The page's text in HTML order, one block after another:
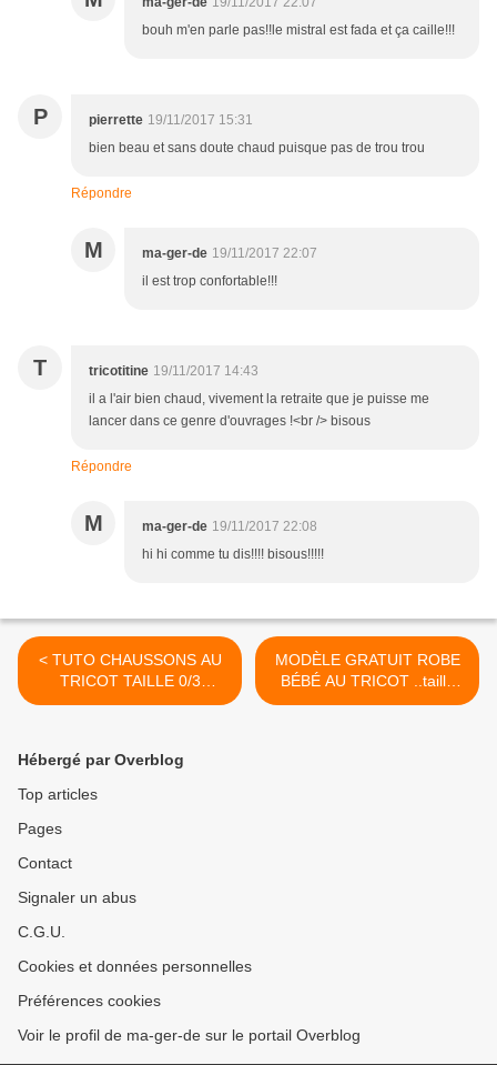
bouh m'en parle pas!!le mistral est fada et ça caille!!!
P pierrette 19/11/2017 15:31
bien beau et sans doute chaud puisque pas de trou trou
Répondre
M ma-ger-de 19/11/2017 22:07
il est trop confortable!!!
T tricotitine 19/11/2017 14:43
il a l'air bien chaud, vivement la retraite que je puisse me
lancer dans ce genre d'ouvrages !<br /> bisous
Répondre
M ma-ger-de 19/11/2017 22:08
hi hi comme tu dis!!!! bisous!!!!!
< TUTO CHAUSSONS AU
TRICOT TAILLE 0/3
MOIS...
MODÈLE GRATUIT ROBE
BÉBÉ AU TRICOT ..taille
3/6 mois >
Hébergé par Overblog
Top articles
Pages
Contact
Signaler un abus
C.G.U.
Cookies et données personnelles
Préférences cookies
Voir le profil de ma-ger-de sur le portail Overblog